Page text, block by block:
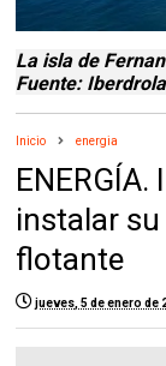
La isla de
Fuente:
Inicio energia
instalar
flotante
jueves, 5 de enero de